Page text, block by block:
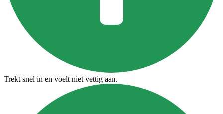
Trekt snel in en voelt niet vettig aan.